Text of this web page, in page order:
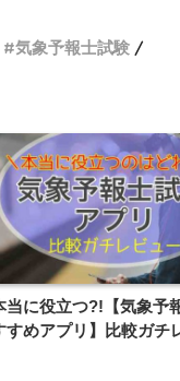
気象予報士試験
当に役立つ?!【気象予
すめアプリ】比較ガチ